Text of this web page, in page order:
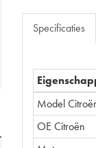
Specificaties
Model
OE Citroën